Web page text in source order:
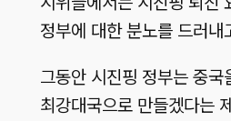
정부에 대한 분노를 드러내
그동안 시진핑 정부는 중국
최강대국으로 만들겠다는